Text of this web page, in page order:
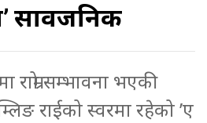
सार्वजनिक
सम्भावना भएकी
राईको स्वरमा रहेको ’ए